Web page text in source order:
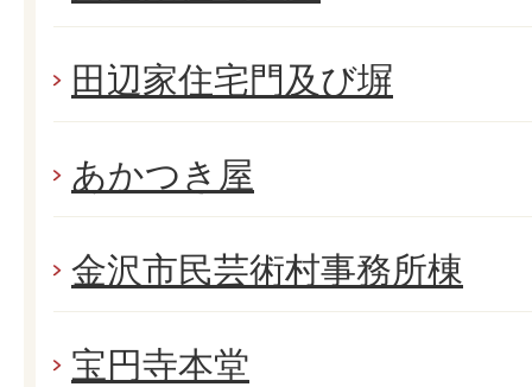
田辺家住宅門及び塀
あかつき屋
金沢市民芸術村事務所棟
宝円寺本堂